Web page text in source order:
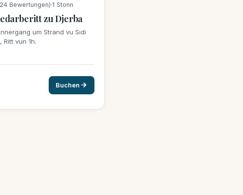
Bewertungen)·1 Stonn
zu Djerba
um Strand vu Sidi
Ritt vun 1h.
Buchen